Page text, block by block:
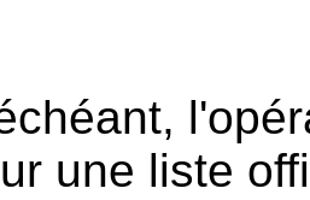
une liste